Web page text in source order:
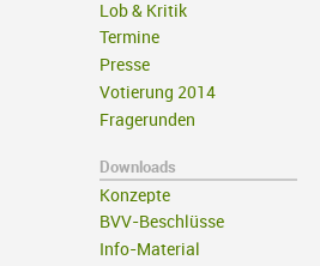
Lob & Kritik
Termine
Presse
Votierung 2014
Fragerunden
Downloads
Konzepte
BVV-Beschlüsse
Info-Material